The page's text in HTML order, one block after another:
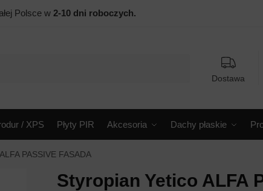
Polsce w 2-10 dni roboczych.
Dostawa
/ XPS Płyty PIR Akcesoria Dachy płaskie
PASSIVE FASADA
Styropian Yetico ALFA